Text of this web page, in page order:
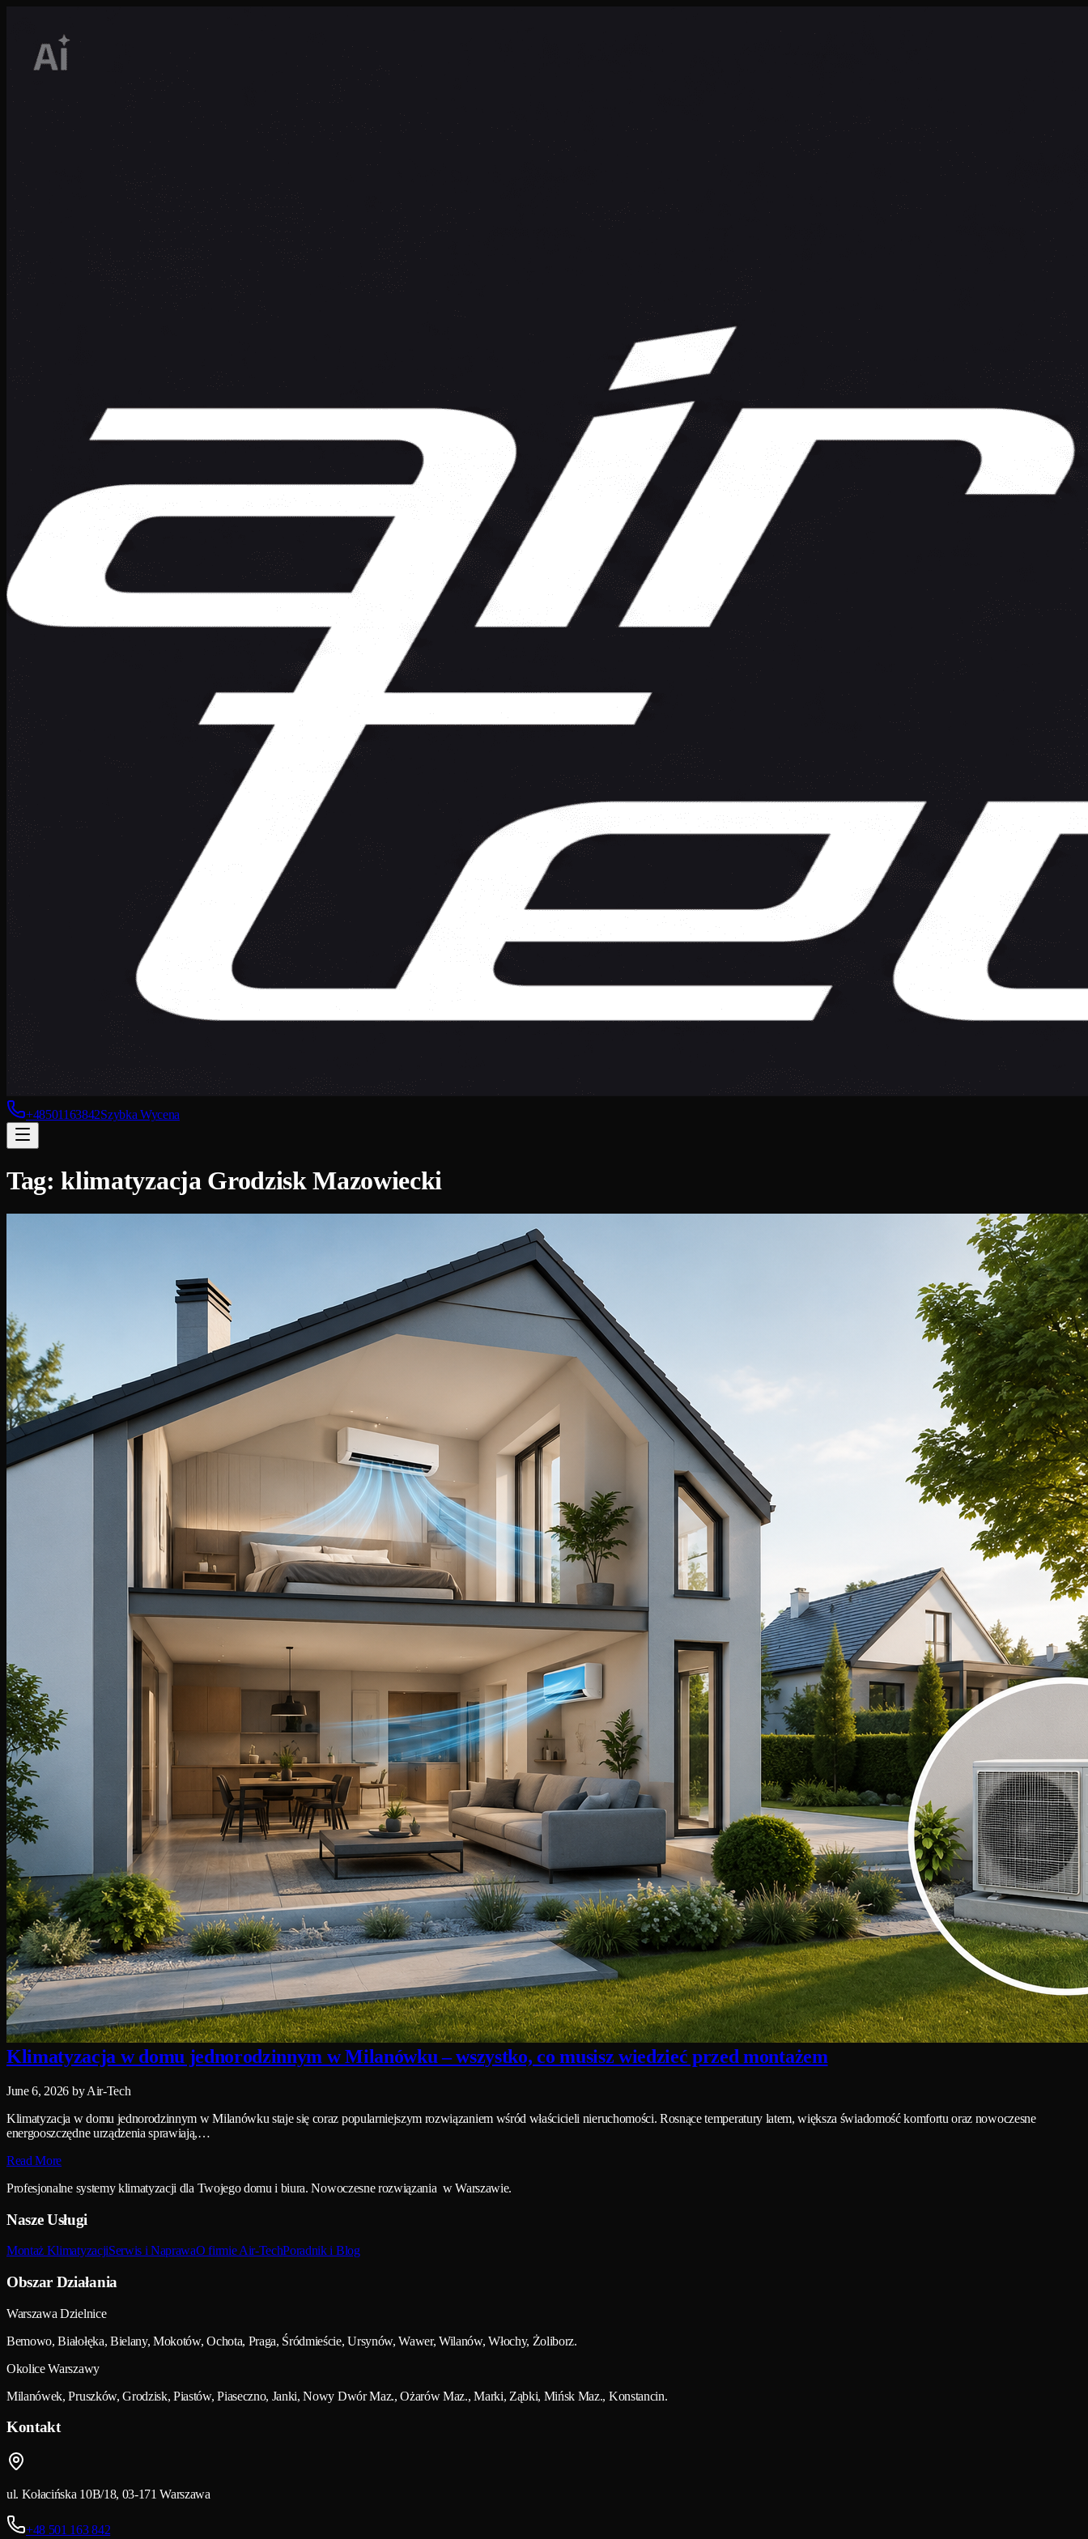
+48501163842Szybka Wycena
Tag:klimatyzacja Grodzisk Mazowiecki
Klimatyzacja w domu jednorodzinnym w Milanówku – wszystko, co musisz wiedzieć przed montażem
June 6, 2026 by Air-Tech
Klimatyzacja w domu jednorodzinnym w Milanówku staje się coraz popularniejszym rozwiązaniem wśród właścicieli nieruchomości. Rosnące temperatury latem, większa świadomość komfortu oraz nowoczesne
energooszczędne urządzenia sprawiają,…
Read More
Profesjonalne systemy klimatyzacji dla Twojego domu i biura. Nowoczesne rozwiązania w Warszawie.
Nasze Usługi
Montaż KlimatyzacjiSerwis i NaprawaO firmie Air-TechPoradnik i Blog
Obszar Działania
Warszawa Dzielnice
Bemowo, Białołęka, Bielany, Mokotów, Ochota, Praga, Śródmieście, Ursynów, Wawer, Wilanów, Włochy, Żoliborz.
Okolice Warszawy
Milanówek, Pruszków, Grodzisk, Piastów, Piaseczno, Janki, Nowy Dwór Maz., Ożarów Maz., Marki, Ząbki, Mińsk Maz., Konstancin.
Kontakt
ul. Kołacińska 10B/18, 03-171 Warszawa
+48 501 163 842